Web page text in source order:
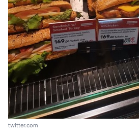
twitter.com